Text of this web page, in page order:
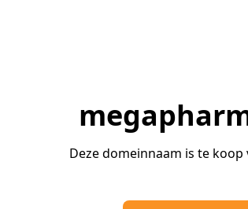
Deze domeinnaam is te koop